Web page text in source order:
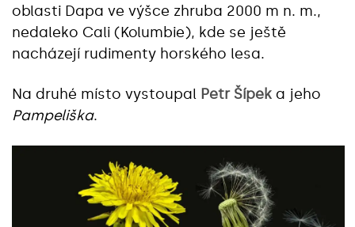
oblasti Dapa ve výšce zhruba 2000 m n. m.,
nedaleko Cali (Kolumbie), kde se ještě
nacházejí rudimenty horského lesa.
Na druhé místo vystoupal Petr Šípek a jeho
Pampeliška.